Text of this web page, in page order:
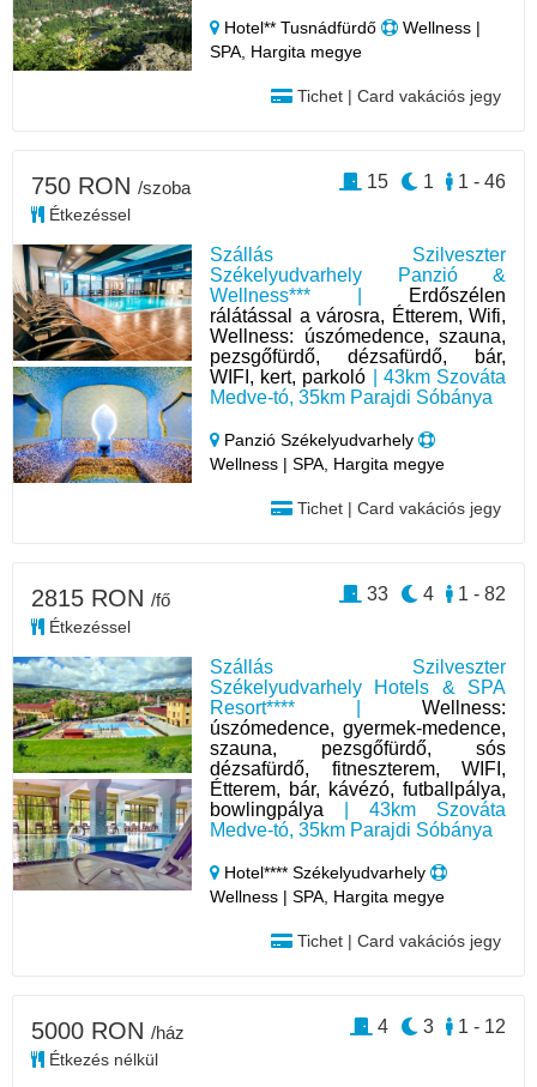
Hotel** Tusnádfürdő
Wellness |
SPA, Hargita megye
Tichet | Card vakációs jegy
Szállás Szilveszter
Székelyudvarhely Panzió &
Wellness*** |
Erdőszélen
rálátással a városra, Étterem, Wifi,
Wellness: úszómedence, szauna,
pezsgőfürdő, dézsafürdő, bár,
WIFI, kert, parkoló | 43km Szováta
Medve-tó, 35km Parajdi Sóbánya
Panzió Székelyudvarhely
Wellness | SPA, Hargita megye
Tichet | Card vakációs jegy
750 RON /szoba
Étkezéssel
1 - 46
1
15
Szállás Szilveszter
Székelyudvarhely Hotels & SPA
Resort**** | Wellness:
úszómedence, gyermek-medence,
szauna, pezsgőfürdő, sós
dézsafürdő, fitneszterem, WIFI,
Étterem, bár, kávézó, futballpálya,
bowlingpálya | 43km Szováta
Medve-tó, 35km Parajdi Sóbánya
Hotel**** Székelyudvarhely
Wellness | SPA, Hargita megye
Tichet | Card vakációs jegy
2815 RON /fő
Étkezéssel
1 - 82
4
33
5000 RON /ház
Étkezés nélkül
1 - 12
3
4